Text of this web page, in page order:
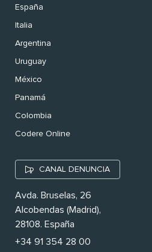
España
Italia
Argentina
Uruguay
México
Panamá
Colombia
Codere Online
CANAL DENUNCIA
Avda. Bruselas, 26
Alcobendas (Madrid),
28108. España
+34 91 354 28 00